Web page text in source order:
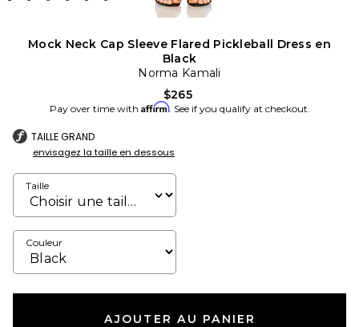
Mock Neck Cap Sleeve Flared Pickleball Dress en
Black
Norma Kamali
$265
Pay over time with Affirm. See if you qualify at checkout.
TAILLE GRAND
envisagez la taille en dessous
Taille
Couleur
AJOUTER AU PANIER